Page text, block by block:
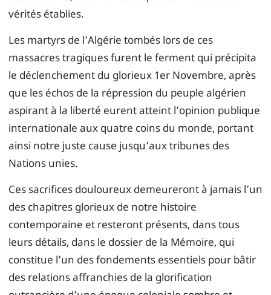
vérités établies.
Les martyrs de l’Algérie tombés lors de ces
massacres tragiques furent le ferment qui précipita
le déclenchement du glorieux 1er Novembre, après
que les échos de la répression du peuple algérien
aspirant à la liberté eurent atteint l’opinion publique
internationale aux quatre coins du monde, portant
ainsi notre juste cause jusqu’aux tribunes des
Nations unies.
Ces sacrifices douloureux demeureront à jamais l’un
des chapitres glorieux de notre histoire
contemporaine et resteront présents, dans tous
leurs détails, dans le dossier de la Mémoire, qui
constitue l’un des fondements essentiels pour bâtir
des relations affranchies de la glorification